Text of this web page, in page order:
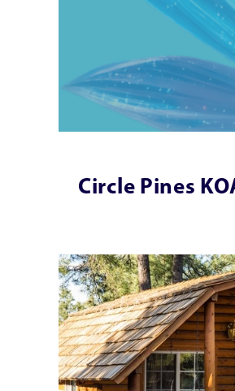
Circle Pines